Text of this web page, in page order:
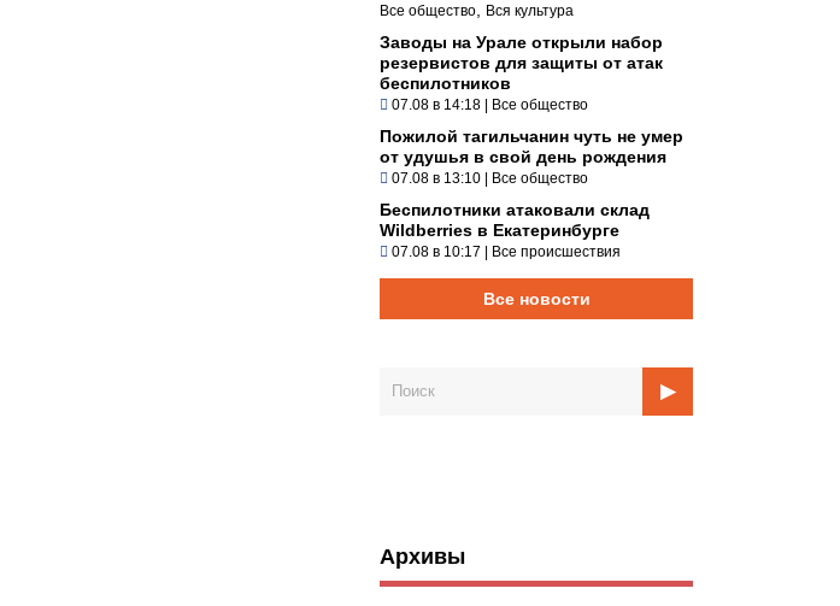
Все общество Вся культура
Заводы на Урале открыли набор
резервистов для защиты от атак
беспилотников
07.08 в 14:18 | Все общество
Пожилой тагильчанин чуть не умер
от удушья в свой день рождения
07.08 в 13:10 | Все общество
Беспилотники атаковали склад
Wildberries в Екатеринбурге
07.08 в 10:17 | Все происшествия
Все новости
Архивы